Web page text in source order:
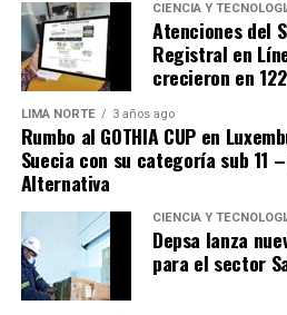
Navegación de
Source link
Comparte esto:
CIENCIA Y
Atenciones del
Registral en
crecieron en
LIMA NORTE 3 años ago
Rumbo al GOTHIA CUP en
Suecia con su categoría sub 11
Alternativa
CIENCIA Y
Depsa lanza
para el sector